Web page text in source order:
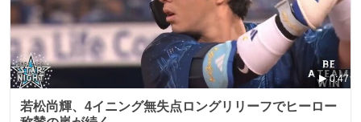
0:47
若松尚輝、4イニング無失点ロングリリーフでヒーロー